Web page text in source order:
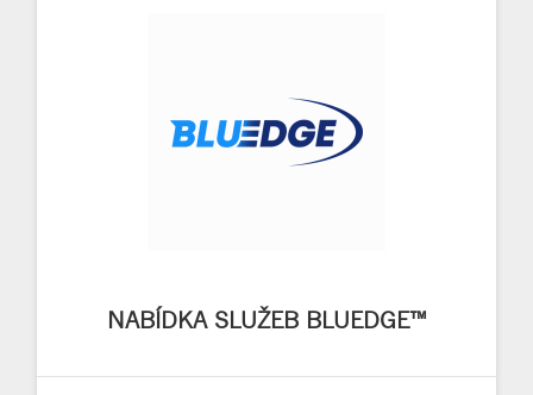
NABÍDKA SLUŽEB BLUEDGE™